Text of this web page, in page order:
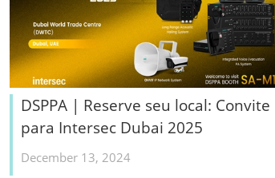
DSPPA | Reserve seu local: Convite
para Intersec Dubai 2025
December 13, 2024